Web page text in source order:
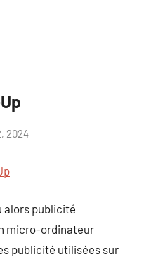
2024
alors publicité
micro-ordinateur
publicité utilisées sur